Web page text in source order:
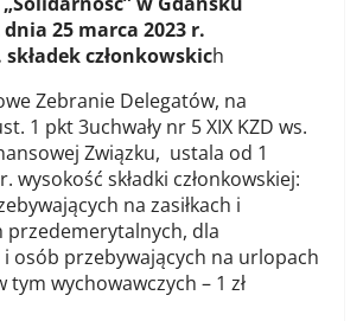
dnia 25 marca 2023 r.
składek członkowskich
Zebranie Delegatów, na
1 pkt 3uchwały nr 5 XIX KZD ws.
Związku, ustala od 1
wysokość składki członkowskiej:
na zasiłkach i
przedemerytalnych, dla
osób przebywających na urlopach
tym wychowawczych – 1 zł